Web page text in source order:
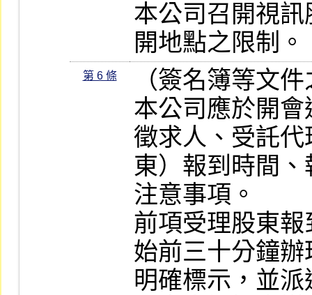
本公司召開視
開地點之限制。
第 6 條
（簽名簿等文
本公司應於開
徵求人、受託
東）報到時間
注意事項。
前項受理股東
始前三十分鐘
明確標示，並